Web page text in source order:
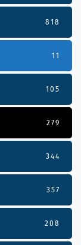
818
11
105
279
344
357
208